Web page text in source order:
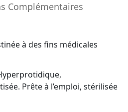
Complémentaires
à des fins médicales
Prête à l’emploi, stérilisée